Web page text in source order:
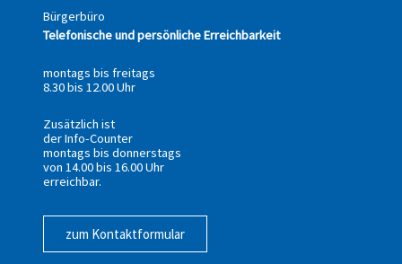
Bürgerbüro
Telefonische und persönliche Erreichbarkeit
montags bis freitags
8.30 bis 12.00 Uhr
Zusätzlich ist
der Info-Counter
montags bis donnerstags
von 14.00 bis 16.00 Uhr
erreichbar.
zum Kontaktformular